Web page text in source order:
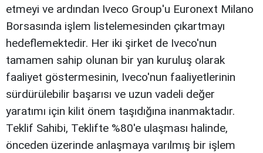
etmeyi ve ardından Iveco Group'u Euronext Milano
Borsasında işlem listelemesinden çıkartmayı
hedeflemektedir. Her iki şirket de Iveco'nun
tamamen sahip olunan bir yan kuruluş olarak
faaliyet göstermesinin, Iveco'nun faaliyetlerinin
sürdürülebilir başarısı ve uzun vadeli değer
yaratımı için kilit önem taşıdığına inanmaktadır.
Teklif Sahibi, Teklifte %80'e ulaşması halinde,
önceden üzerinde anlaşmaya varılmış bir işlem